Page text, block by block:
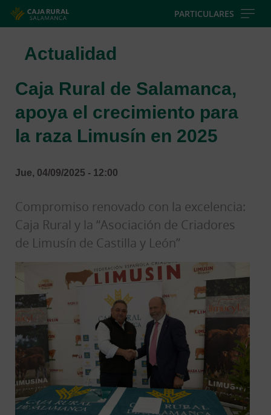
PARTICULARES
Actualidad
Caja Rural de Salamanca,
apoya el crecimiento para
la raza Limusín en 2025
Jue, 04/09/2025 - 12:00
Compromiso renovado con la excelencia:
Caja Rural y la “Asociación de Criadores
de Limusín de Castilla y León”